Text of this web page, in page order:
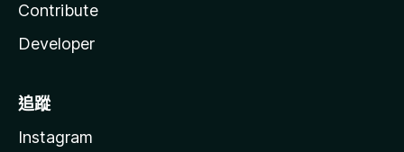
Contribute
Developer
追蹤
Instagram